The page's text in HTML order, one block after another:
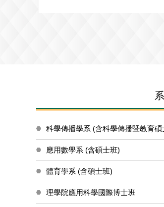
科學傳播學系 (含科學傳播暨教育碩
應用數學系 (含碩士班)
體育學系 (含碩士班)
理學院應用科學國際博士班